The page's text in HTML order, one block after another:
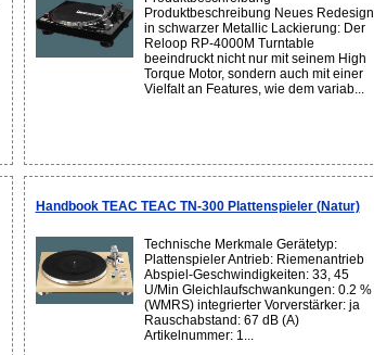
Produktbeschreibung Neues Redesign
in schwarzer Metallic Lackierung: Der
Reloop RP-4000M Turntable
beeindruckt nicht nur mit seinem High
Torque Motor, sondern auch mit einer
Vielfalt an Features, wie dem variab...
Handbook TEAC TEAC TN-300 Plattenspieler (Natur)
Technische Merkmale Gerätetyp:
Plattenspieler Antrieb: Riemenantrieb
Abspiel-Geschwindigkeiten: 33, 45
U/Min Gleichlaufschwankungen: 0.2 %
(WMRS) integrierter Vorverstärker: ja
Rauschabstand: 67 dB (A)
Artikelnummer: 1...